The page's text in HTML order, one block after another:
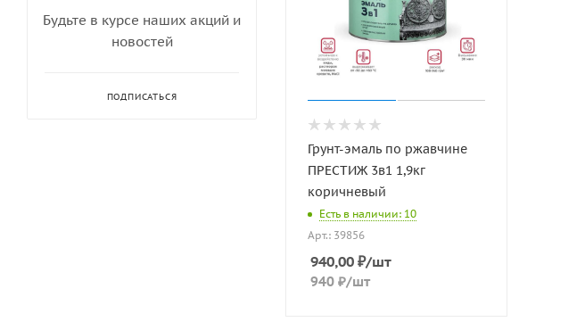
Грунт-эмаль по ржавчине
ПРЕСТИЖ 3в1 1,9кг
коричневый
Есть в наличии: 10
Арт.: 39856
940,00 ₽/шт
940 ₽/шт
Будьте в курсе наших акций и
новостей
ПОДПИСАТЬСЯ